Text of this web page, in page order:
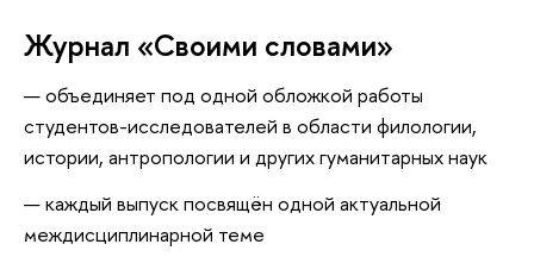
Журнал «Своими словами»
— объединяет под одной обложкой работы
студентов-исследователей в области филологии,
истории, антропологии и других гуманитарных наук
— каждый выпуск посвящён одной актуальной
междисциплинарной теме